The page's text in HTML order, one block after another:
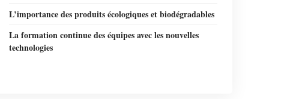
L’importance des produits écologiques et biodégradables
La formation continue des équipes avec les nouvelles
technologies